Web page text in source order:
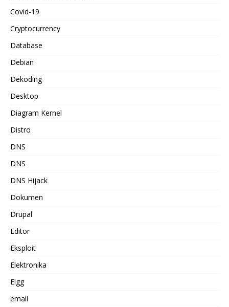
Covid-19
Cryptocurrency
Database
Debian
Dekoding
Desktop
Diagram Kernel
Distro
DNS
DNS
DNS Hijack
Dokumen
Drupal
Editor
Eksploit
Elektronika
Elgg
email